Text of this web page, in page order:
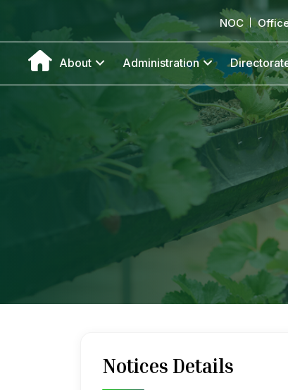
NOC
About Administration
Notices Details